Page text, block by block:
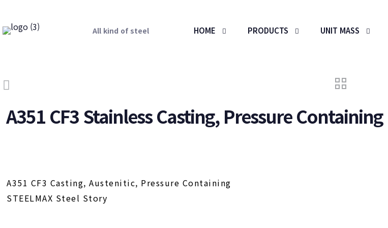
All kind of steel HOME PRODUCTS UNIT MASS
A351 CF3 Stainless Casting, Pressure Containing
A351 CF3 Casting, Austenitic, Pressure Containing
STEELMAX Steel Story